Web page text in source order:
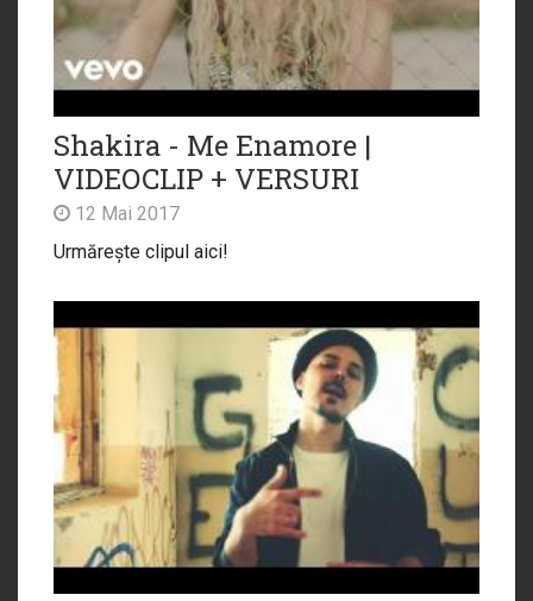
Shakira - Me Enamore |
VIDEOCLIP + VERSURI
12 Mai 2017
Urmărește clipul aici!